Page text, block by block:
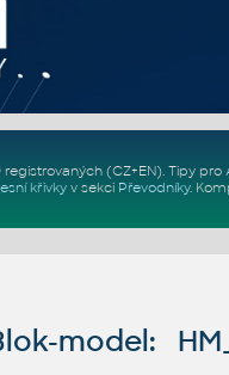
registrovaných (CZ+EN). Tipy pro
křivkyv sekci Převodníky.
model: